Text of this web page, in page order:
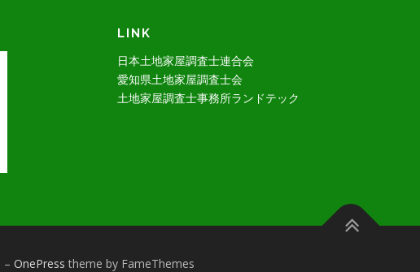
LINK
日本土地家屋調査士連合会
愛知県土地家屋調査士会
土地家屋調査士事務所ランドテック
– OnePress theme by FameThemes